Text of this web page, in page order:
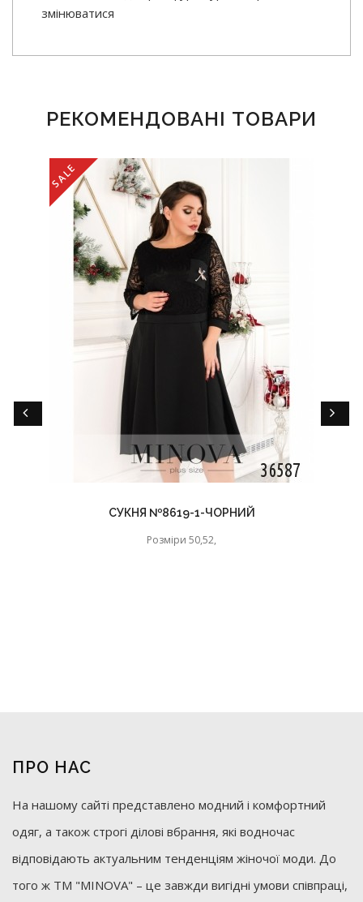
змінюватися
РЕКОМЕНДОВАНІ ТОВАРИ
SALE
СУКНЯ №8619-1-ЧОРНИЙ
Розміри 50,52,
ПРО НАС
На нашому сайті представлено модний і комфортний
одяг, а також строгі ділові вбрання, які водночас
відповідають актуальним тенденціям жіночої моди. До
того ж ТМ "MINOVA" – це завжди вигідні умови співпраці,